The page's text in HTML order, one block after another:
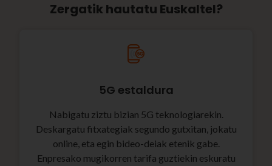
Zergatik hautatu Euskaltel?
5G estaldura
Nabigatu ziztu bizian 5G teknologiarekin.
Deskargatu fitxategiak segundo gutxitan, jokatu
online, eta egin bideo-deiak etenik gabe.
Enpresako mugikorren tarifa guztiekin eskuratu